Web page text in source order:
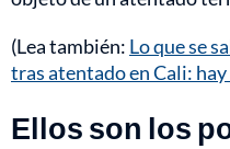
(Lea también: Lo que se
tras atentado en Cali:
Ellos son los